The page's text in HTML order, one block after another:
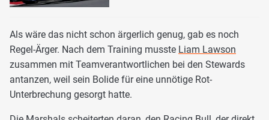
Als wäre das nicht schon ärgerlich genug, gab es noch
Regel-Ärger. Nach dem Training musste Liam Lawson
zusammen mit Teamverantwortlichen bei den Stewards
antanzen, weil sein Bolide für eine unnötige Rot-
Unterbrechung gesorgt hatte.